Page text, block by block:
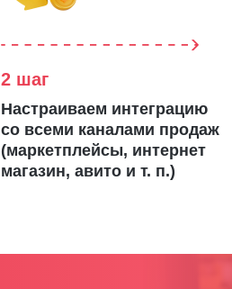
Настраиваем интеграцию
со всеми каналами продаж
(маркетплейсы, интернет
магазин, авито и т. п.)
2 шаг